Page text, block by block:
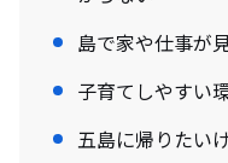
島で家や仕事が
子育てしやすい
五島に帰りたい